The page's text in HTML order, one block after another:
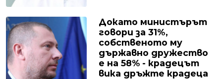
Докато министърът
говори за 31%,
собственото му
държавно дружество
е на 58% - крадецът
вика дръжте крадеца